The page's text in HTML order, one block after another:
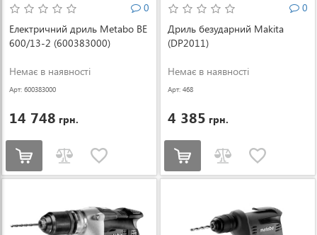
0
Електричний дриль Metabo BE
600/13-2 (600383000)
Немає в наявності
Арт: 600383000
14 748 грн.
0
Дриль безударний Makita
(DP2011)
Немає в наявності
Арт: 468
4 385 грн.